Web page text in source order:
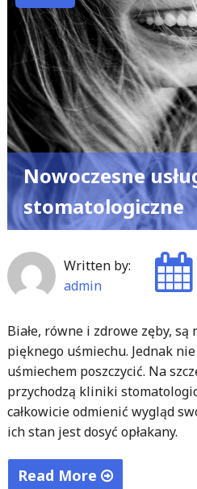
Nowoczesne
stomatologiczne
Written by:
admin
Białe, równe i zdrowe zęby, są
pięknego uśmiechu. Jednak
uśmiechem poszczycić. Na
przychodzą kliniki
całkowicie odmienić wygląd
ich stan jest dosyć opłakany.
Read More